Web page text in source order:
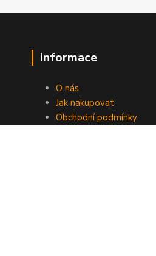
Informace
O nás
Jak nakupovat
Obchodní podmínky